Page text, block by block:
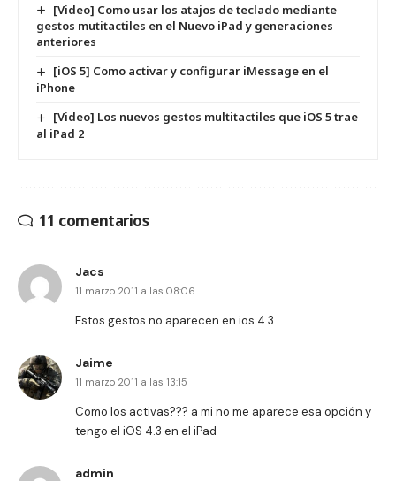
[Video] Como usar los atajos de teclado mediante
gestos mutitactiles en el Nuevo iPad y generaciones
anteriores
[iOS 5] Como activar y configurar iMessage en el
iPhone
[Video] Los nuevos gestos multitactiles que iOS 5 trae
al iPad 2
11 comentarios
Jacs
11 marzo 2011 a las 08:06
Estos gestos no aparecen en ios 4.3
Jaime
11 marzo 2011 a las 13:15
Como los activas??? a mi no me aparece esa opción y
tengo el iOS 4.3 en el iPad
admin